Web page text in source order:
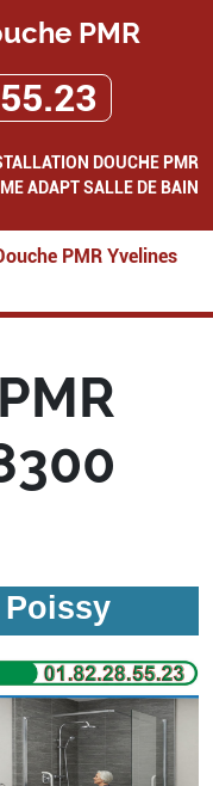
PMR
DOUCHE PMR
ADAPT SALLE DE BAIN
PMR Yvelines
Poissy